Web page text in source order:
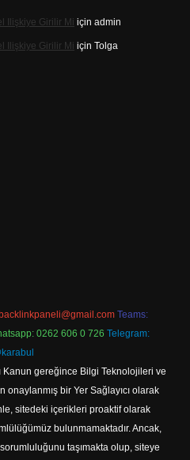
Ilişkiye Girilir Mi için admin
Ilişkiye Girilir Mi için Tolga
backlinkpaneli@gmail.com Teams:
0262 606 0 726 Telegram:
Kanun gereğince Bilgi Teknolojileri ve
onaylanmış bir Yer Sağlayıcı olarak
sitedeki içerikleri proaktif olarak
bulunmamaktadır. Ancak,
taşımakta olup, siteye